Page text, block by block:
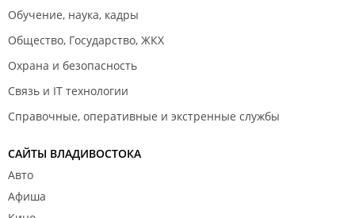
Обучение, наука, кадры
Общество, Государство, ЖКХ
Охрана и безопасность
Связь и IT технологии
Справочные, оперативные и экстренные службы
САЙТЫ ВЛАДИВОСТОКА
Авто
Афиша